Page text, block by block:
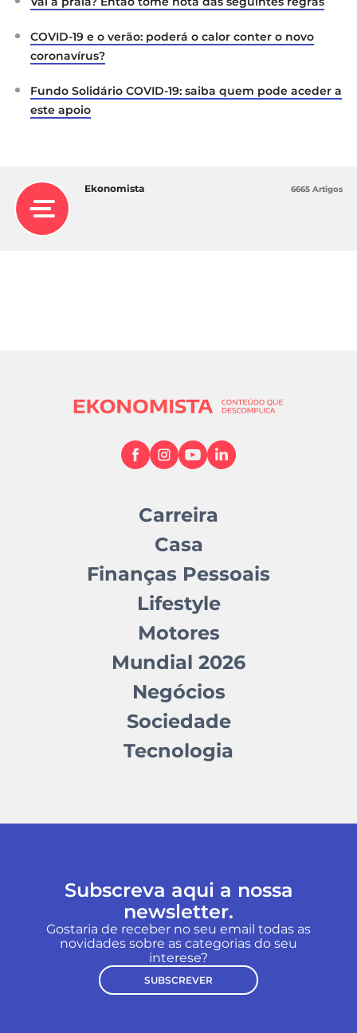
COVID-19 e o verão: poderá o calor conter o novo
coronavírus?
Fundo Solidário COVID-19: saiba quem pode aceder a
este apoio
Ekonomista 6665 Artigos
Carreira
Casa
Finanças Pessoais
Lifestyle
Motores
Mundial 2026
Negócios
Sociedade
Tecnologia
Subscreva aqui a nossa
newsletter.
Gostaria de receber no seu email todas as
novidades sobre as categorias do seu
interese?
SUBSCREVER